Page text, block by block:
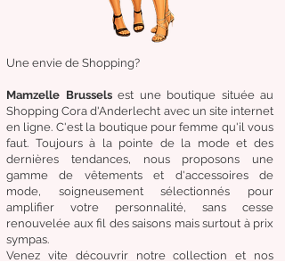
Une envie de Shopping?
Mamzelle Brussels est une boutique située au
Shopping Cora d'Anderlecht avec un site internet
en ligne. C'est la boutique pour femme qu'il vous
faut. Toujours à la pointe de la mode et des
dernières tendances, nous proposons une
gamme de vêtementset d'accessoires de
mode,
soigneusementsélectionnés pour
amplifier votre personnalité, sans cesse
renouvelée aux fil des saisons mais surtout à prix
sympas.
Venez vite découvrirnotre collection et nos